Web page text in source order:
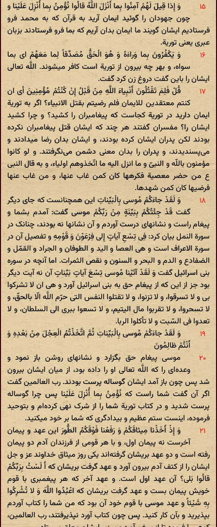
وَ إِذا قِیلَ لَهُمْ آمِنُوا بِما أَنْزَلَ اللَّهُ قالُوا نُؤْمِنُ بِما أُنْزِلَ عَلَیْنا و
چون جهودان را گوئید ایمان آرید به قرآن که به محمد فرو
فرستادیم ایشان گویند ما ایمان بدان آریم که بما فرو فرستادند بزبان
عبری یعنی توریة.
وَ یَکْفُرُونَ بِما وَراءَهُ وَ هُوَ الْحَقُّ مُصَدِّقاً لِما مَعَهُمْ ای بما
سواه، و بهر چه بیرون از توریة است کافر میشوند. اللَّه تعالی
ایشان را باین گفت دروغ زن کرد گفت.
قُلْ فَلِمَ تَقْتُلُونَ أَنْبِیاءَ اللَّهِ مِنْ قَبْلُ إِنْ کُنْتُمْ مُؤْمِنِینَ أی ان
کنتم معتقدین للایمان فلم رضیتم بقتل الانبیاء؟ اگر به توریة
ایمان دارید در توریة کجاست که پیغامبران را کشید؟ و چرا کشید
ایشان را؟ مفسران گفتند هر چند که ایشان قتل پیغامبران نکرده
بودند لکن پدران ایشان کرده بودند، و ایشان بدان رضا میدادند و
می‌پسندیدند، و پدران را بدان معنی دشمن می‌نگرفتند. و لو کانوا
مؤمنون باللّه و النبیّ و ما انزل الیه ما اتّخذوهم اولیاء، و به قال النبی
ع من حضر معصیة فکرهها کان کمن غاب عنها، و من غاب عنها
فرضیها کان کمن شهدها.
وَ لَقَدْ جاءَکُمْ مُوسی‌ بِالْبَیِّناتِ این همچنانست که جای دیگر
گفت قَدْ جِئْتُکُمْ بِبَیِّنَةٍ مِنْ رَبِّکُمْ موسی گفت: آمدم بشما و
پیغام راست و نشانهای درست آوردم و آن نشانها نه بودند، چنانک در
سورة النمل بیان کرد: فِی تِسْعِ آیاتٍ إِلی‌ فِرْعَوْنَ وَ قَوْمِهِ و تفصیل آن در
سورة الاعراف است و هی العصا و الید و الطوفان و الجراد و القمّل و
الضفادع و الدم و البحر و السنون و نقص الثمرات. اما آنچه در سوره
بنی اسرائیل گفت وَ لَقَدْ آتَیْنا مُوسی‌ تِسْعَ آیاتٍ بَیِّناتٍ آن نه آیت دیگر
بود جز از این که از پیغام حق به بنی اسرائیل آورد و هی ان لا تشرکوا
بی و لا تسرقوا، و لا تزنوا، و لا تقتلوا النفس التی حرّم اللَّه الّا بالحقّ، و
لا تسحروا، و لا تقربوا مال الیتیم، و لا تسعوا ببری الی السلطان، و لا
تعدوا فی السّبت و لا تأکلوا الربا.
وَ لَقَدْ جاءَکُمْ مُوسی‌ بِالْبَیِّناتِ ثُمَّ اتَّخَذْتُمُ الْعِجْلَ مِنْ بَعْدِهِ وَ
أَنْتُمْ ظالِمُونَ‌
موسی پیغام حق بگزارد و نشانهای روشن باز نمود و
وعده‌ای را که اللَّه تعالی او را داده بود، از میان ایشان بیرون
شد پس چون باز آمد ایشان گوساله پرست بودند. رب العالمین گفت
اگر آن گفت شما راست که نُؤْمِنُ بِما أُنْزِلَ عَلَیْنا پس چرا گوساله
پرست شدید و در کتاب توریة شما را از شرک نهی کرده‌ام و بتوحید
فرموده، اینست ستم عظیم و بیدادگری که شما بر خود میکنید.
وَ إِذْ أَخَذْنا مِیثاقَکُمْ وَ رَفَعْنا فَوْقَکُمُ الطُّورَ این عهد و پیمان
آخرست نه پیمان اول، و با هر قومی از فرزندان آدم دو پیمان
رفته است و دو عهد بریشان گرفته‌اند یکی روز میثاق خداوند عز و جل
ایشان را از کتف آدم بیرون آورد و عهد گرفت بریشان که أَ لَسْتُ بِرَبِّکُمْ
قالُوا بَلی‌؟ آن عهد اول است. و عهد آخر که هر پیغمبری با قوم
خویش پیمان بست و عهد گرفت بریشان که اعْبُدُوا اللَّهَ وَ لا تُشْرِکُوا
بِهِ شَیْئاً و عهد موسی با قوم خود آن بود که من شما را کتاب آوردم
بپذیرید و بآن کار کنید. پس چون کتاب آورد نپذیرفتند، رب العالمین،